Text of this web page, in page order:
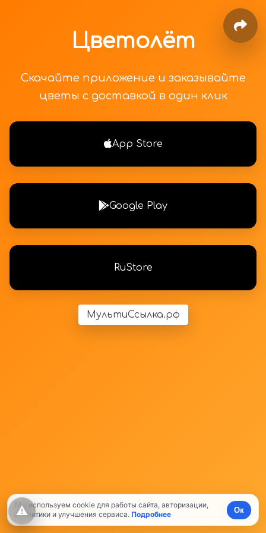
Цветолёт
Скачайте приложение и заказывайте
цветы с доставкой в один клик
App Store
Google Play
RuStore
МультиСсылка.рф
⚠
Мы используем cookie для работы сайта, авторизации,
аналитики и улучшения сервиса. Подробнее Ок